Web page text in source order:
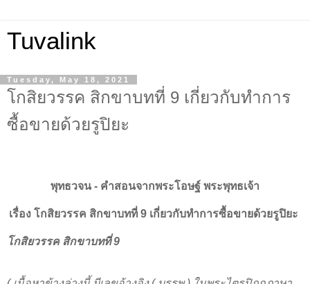
Tuvalink
Tuesday, May 18, 2021
โกสิยวรรค สิกขาบทที่ 9 เกี่ยวกับทำการ
ซื้อขายด้วยรูปิยะ
พุทธวจน - คําสอนจากพระโอษฐ์ พระพุทธเจ้า
เรื่อง โกสิยวรรค สิกขาบทที่ 9 เกี่ยวกับทำการซื้อขายด้วยรูปิยะ
โกสิยวรรค สิกขาบทที่ 9